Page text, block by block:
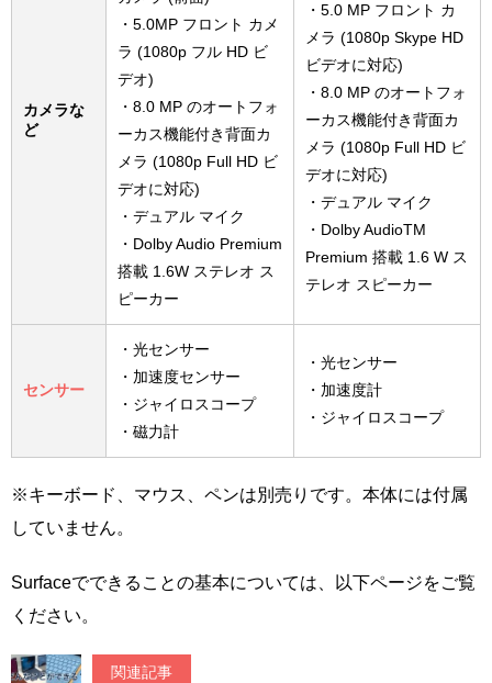
カメラな
ど
・5.0MP フロント カメ
ラ (1080p フル HD ビ
デオ)
・8.0 MP のオートフォ
ーカス機能付き背面カ
メラ (1080p Full HD ビ
デオに対応)
・デュアル マイク
・Dolby Audio Premium
搭載 1.6W ステレオ ス
ピーカー
・5.0 MP フロント カ
メラ (1080p Skype HD
ビデオに対応)
・8.0 MP のオートフォ
ーカス機能付き背面カ
メラ (1080p Full HD ビ
デオに対応)
・デュアル マイク
・Dolby AudioTM
Premium 搭載 1.6 W ス
テレオ スピーカー
センサー
・光センサー
・加速度センサー
・ジャイロスコープ
・磁力計
・光センサー
・加速度計
・ジャイロスコープ
※キーボード、マウス、ペンは別売りです。本体には付属
していません。
Surfaceでできることの基本については、以下ページをご覧
ください。
関連記事